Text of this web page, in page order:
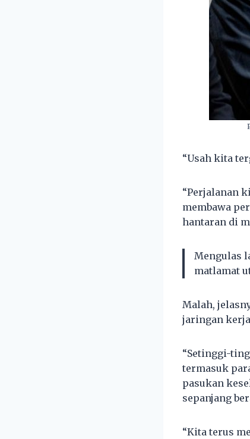
“Usah kita
“Perjalanan
membawa
hantaran di
Mengulas
matlamat
Malah,
jaringan
“Setinggi-
termasuk
pasukan
sepanjang
“Kita terus